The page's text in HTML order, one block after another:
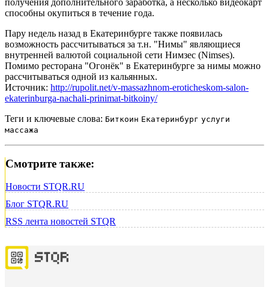
получения дополнительного заработка, а несколько видеокарт
способны окупиться в течение года.
Пару недель назад в Екатеринбурге также появилась
возможность рассчитываться за т.н. "Нимы" являющиеся
внутренней валютой социальной сети Нимзес (Nimses).
Помимо ресторана "Огонёк" в Екатеринбурге за нимы можно
рассчитываться одной из кальянных.
Источник: http://rupolit.net/v-massazhnom-eroticheskom-salon-
ekaterinburga-nachali-prinimat-bitkoiny/
Теги и ключевые слова: Биткоин Екатеринбург услуги
массажа
Смотрите также:
Новости STQR.RU
Блог STQR.RU
RSS лента новостей STQR